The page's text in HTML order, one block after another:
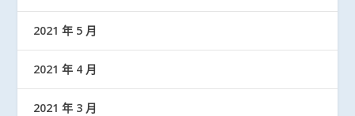
2021 年 5 月
2021 年 4 月
2021 年 3 月